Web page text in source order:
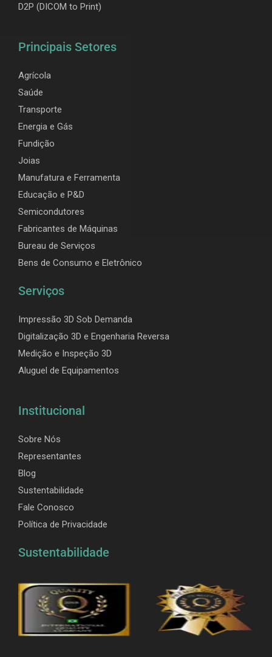
D2P (DICOM to Print)
Principais Setores
Agrícola
Saúde
Transporte
Energia e Gás
Fundição
Joias
Manufatura e Ferramenta
Educação e P&D
Semicondutores
Fabricantes de Máquinas
Bureau de Serviços
Bens de Consumo e Eletrônico
Serviços
Impressão 3D Sob Demanda
Digitalização 3D e Engenharia Reversa
Medição e Inspeção 3D
Aluguel de Equipamentos
Institucional
Sobre Nós
Representantes
Blog
Sustentabilidade
Fale Conosco
Política de Privacidade
Sustentabilidade